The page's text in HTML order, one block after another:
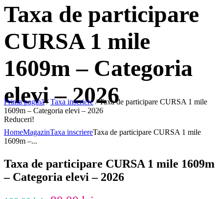
Taxa de participare
CURSA 1 mile
1609m – Categoria
elevi – 2026
HomeMagazinTaxa inscriereTaxa de participare CURSA 1 mile
1609m –...
Prima pagină/Taxa inscriere/ Taxa de participare CURSA 1 mile
1609m – Categoria elevi – 2026
Reduceri!
Taxa de participare CURSA 1 mile 1609m
– Categoria elevi – 2026